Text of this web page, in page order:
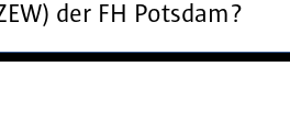
der FH Potsdam?